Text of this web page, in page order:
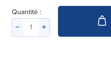
Quantité :